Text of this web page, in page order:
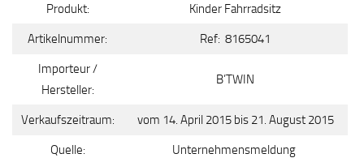
Produkt: Kinder Fahrradsitz
Artikelnummer: Ref: 8165041
Importeur /
Hersteller:
B’TWIN
Verkaufszeitraum: vom 14. April 2015 bis 21. August 2015
Quelle: Unternehmensmeldung